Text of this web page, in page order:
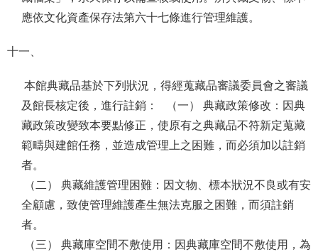
應依文化資產保存法第六十七條進行管理維護。
十一、
本館典藏品基於下列狀況，得經蒐藏品審議委員會之審議
及館長核定後，進行註銷： （一） 典藏政策修改：因典
藏政策改變致本要點修正，使原有之典藏品不符新定蒐藏
範疇與建館任務，並造成管理上之困難，而必須加以註銷
者。
（二） 典藏維護管理困難：因文物、標本狀況不良或有安
全顧慮，致使管理維護產生無法克服之困難，而須註銷
者。
（三） 典藏庫空間不敷使用：因典藏庫空間不敷使用，為